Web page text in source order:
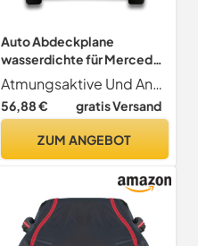
Auto Abdeckplane
wasserdichte für Mercede
-Benz AMG E53,Winter Car
Cover Outdoor Vollgarage
Autoabdeckung
Atmungsaktive Und Anpassbare Autoabdeckung Auto Abdeckplane Wasserdicht maßgeschneiderte für Mercede -Benz AMG E53.Wenn Sie eine individuelle Autoabdeckung benötigen, die besser zu Ihrem Auto passt, geben Sie nach der Bestellung bitte Ihr Auto (Länge x Breite x Höhe) an und senden Sie ein Foto Ihres Autos, um sicherzustellen, dass die Autoabdeckung perfekt zu Ihrem Fahrzeug passt.
56,88 € gratis Versand
ZUM ANGEBOT